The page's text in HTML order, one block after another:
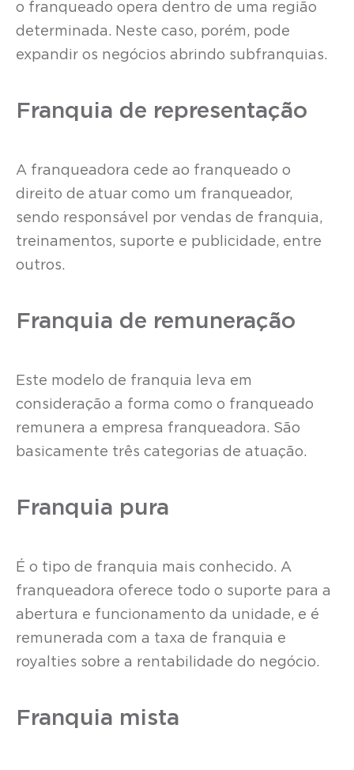
o franqueado opera dentro de uma região
determinada. Neste caso, porém, pode
expandir os negócios abrindo subfranquias.
Franquia de representação
A franqueadora cede ao franqueado o
direito de atuar como um franqueador,
sendo responsável por vendas de franquia,
treinamentos, suporte e publicidade, entre
outros.
Franquia de remuneração
Este modelo de franquia leva em
consideração a forma como o franqueado
remunera a empresa franqueadora. São
basicamente três categorias de atuação.
Franquia pura
É o tipo de franquia mais conhecido. A
franqueadora oferece todo o suporte para a
abertura e funcionamento da unidade, e é
remunerada com a taxa de franquia e
royalties sobre a rentabilidade do negócio.
Franquia mista